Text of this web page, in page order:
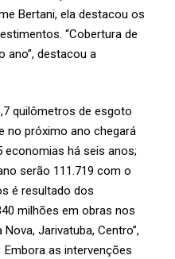
Bertani, ela destacou os
“Cobertura de
ano”, destacou a
quilômetros de esgoto
no próximo ano chegará
economias há seis anos;
serão 111.719 com o
é resultado dos
milhões em obras nos
Jarivatuba, Centro”,
as intervenções